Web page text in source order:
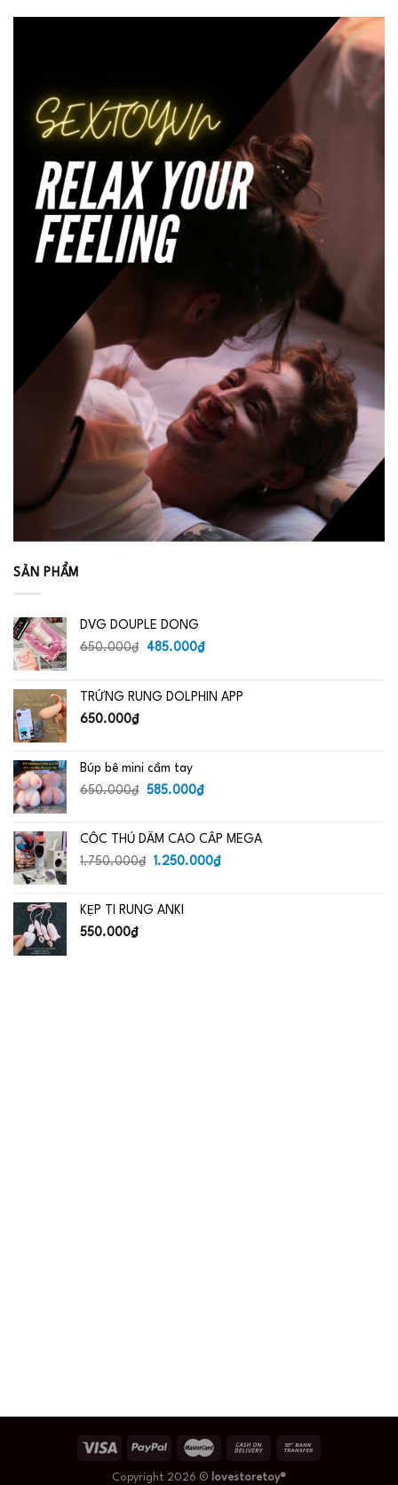
SẢN PHẨM
DVG DOUPLE DONG
650.000₫
Giá
650.000₫.
485.000₫Giá
là:
TRỨNG RUNG DOLPHIN APP
650.000₫
Búp bê mini cầm tay
650.000₫
Giá
650.000₫.
585.000₫Giá
là:
585.000₫.
CỐC THỦ DÂM CAO CẤP MEGA
1.750.000₫
Giá
1.750.000₫.
1.250.000₫Giá
KẸP TI RUNG ANKI
550.000₫
Copyright 2026 © lovestoretoy®